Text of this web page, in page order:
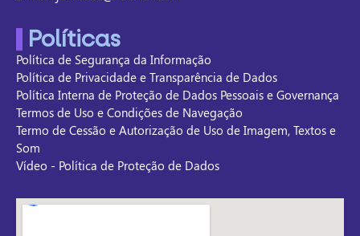
Políticas
Política de Segurança da Informação
Política de Privacidade e Transparência de Dados
Política Interna de Proteção de Dados Pessoais e Governança
Termos de Uso e Condições de Navegação
Termo de Cessão e Autorização de Uso de Imagem, Textos e
Som
Vídeo - Política de Proteção de Dados